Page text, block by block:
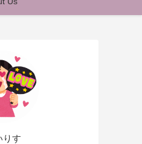
りす